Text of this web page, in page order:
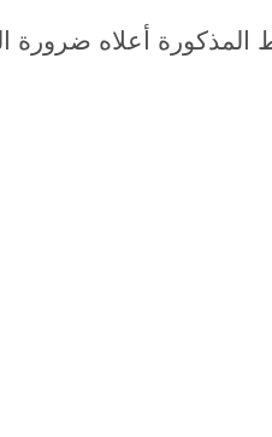
أعلاه ضرورة